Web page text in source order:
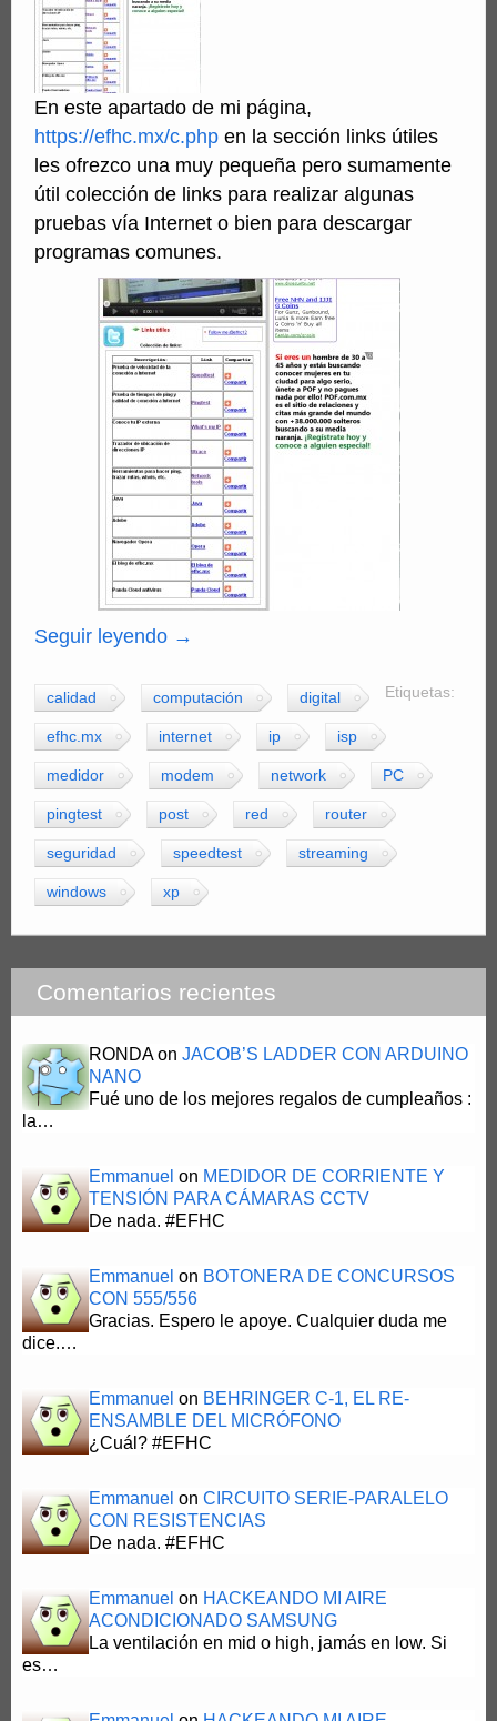
En este apartado de mi página,
https://efhc.mx/c.php en la sección links útiles
les ofrezco una muy pequeña pero sumamente
útil colección de links para realizar algunas
pruebas vía Internet o bien para descargar
programas comunes.
Seguir leyendo →
Etiquetas:
calidad computación digital
efhc.mx internet ip isp
medidor modem network PC
pingtest post red router
seguridad speedtest streaming
windows xp
Comentarios recientes
RONDA on JACOB’S LADDER CON ARDUINO
NANO
Fué uno de los mejores regalos de cumpleaños :
la…
Emmanuel on MEDIDOR DE CORRIENTE Y
TENSIÓN PARA CÁMARAS CCTV
De nada. #EFHC
Emmanuel on BOTONERA DE CONCURSOS
CON 555/556
Gracias. Espero le apoye. Cualquier duda me
dice.…
Emmanuel on BEHRINGER C-1, EL RE-
ENSAMBLE DEL MICRÓFONO
¿Cuál? #EFHC
Emmanuel on CIRCUITO SERIE-PARALELO
CON RESISTENCIAS
De nada. #EFHC
Emmanuel on HACKEANDO MI AIRE
ACONDICIONADO SAMSUNG
La ventilación en mid o high, jamás en low. Si
es…